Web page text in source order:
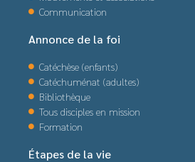
Communication
Annonce de la foi
Catéchèse (enfants)
Catéchuménat (adultes)
Bibliothèque
Tous disciples en mission
Formation
Étapes de la vie